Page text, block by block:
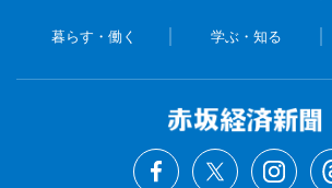
暮らす・働く 学ぶ・知る